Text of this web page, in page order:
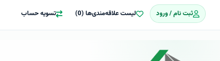
ثبت نام / ورود لیست علاقه‌مندی‌ها (0) تسویه حساب